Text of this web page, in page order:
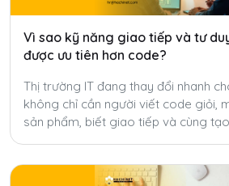
Vì sao kỹ năng giao tiếp và tư
được ưu tiên hơn code?
Thị trường IT đang thay đổi nhanh
không chỉ cần người viết code giỏi,
sản phẩm, biết giao tiếp và cùng